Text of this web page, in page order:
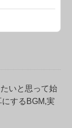
いと思って始
するBGM,実